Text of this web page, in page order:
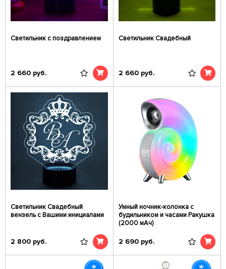
Светильник с поздравлением
2 660 руб.
Светильник Свадебный
2 660 руб.
Светильник Свадебный
вензель с Вашими инициалами
2 800 руб.
Умный ночник-колонка с
будильником и часами Ракушка
(2000 мАч)
2 690 руб.